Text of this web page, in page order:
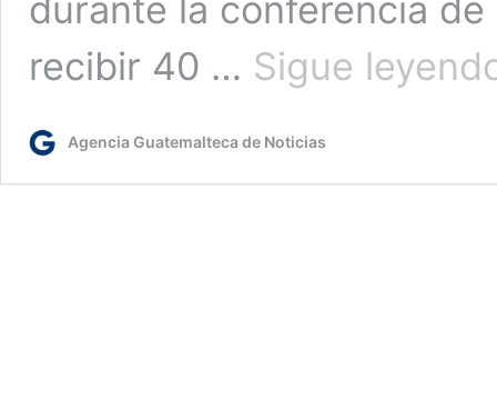
durante la conferencia
recibir 40 … Sigue
Agencia Guatemalteca de Noticias